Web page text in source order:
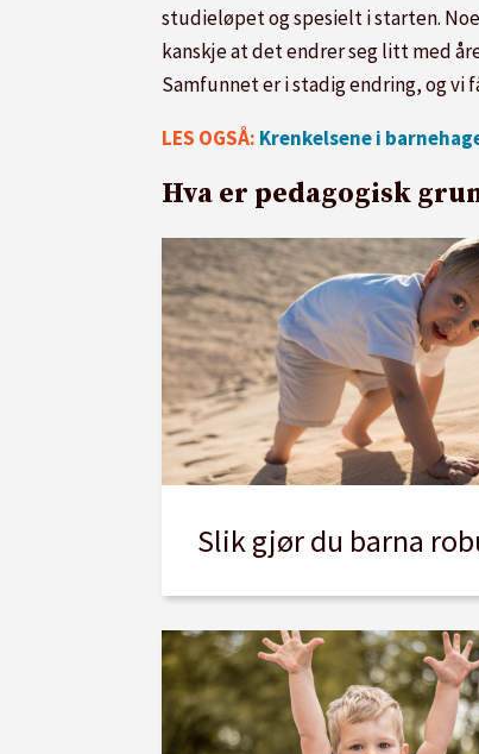
studieløpet og spesielt i starten.
kanskje at det endrer seg litt med
Samfunnet er i stadig endring, og vi
LES OGSÅ: Krenkelsene i
Hva er pedagogisk
Slik gjør du barna